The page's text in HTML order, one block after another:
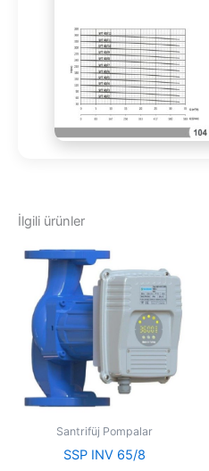
İlgili ürünler
Santrifüj Pompalar
SSP INV 65/8